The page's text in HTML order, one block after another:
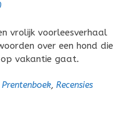
vrolijk voorleesverhaal
over een hond die
op vakantie gaat.
Prentenboek, Recensies